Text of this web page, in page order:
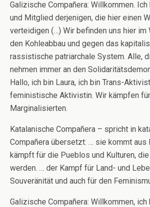
Galizische Compañera: Willkommen.
und Mitglied derjenigen, die hier einen
verteidigen (…) Wir befinden uns hier im
den Kohleabbau und gegen das
rassistische patriarchale System. Alle,
nehmen immer an den
Hallo, ich bin Laura, ich bin Trans-
feministische Aktivistin. Wir kämpfen
Marginalisierten.
Katalanische Compañera – spricht in
Compañera übersetzt: … sie kommt aus
kämpft für die Pueblos und Kulturen,
werden. … der Kampf für Land- und
Souveränität und auch für den
Galizische Compañera: Willkommen, ich